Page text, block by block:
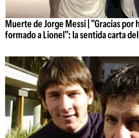
Muerte de Jorge Messi | "Gracias por
formado a Lionel": la sentida carta